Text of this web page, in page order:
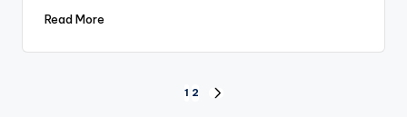
Read More
Stronicowanie
1 2